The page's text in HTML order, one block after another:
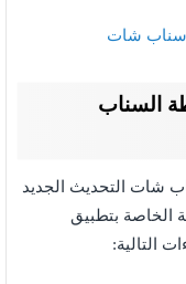
سناب شات
السناب
شات التحديث الجديد
الخاصة بتطبيق
التالية: